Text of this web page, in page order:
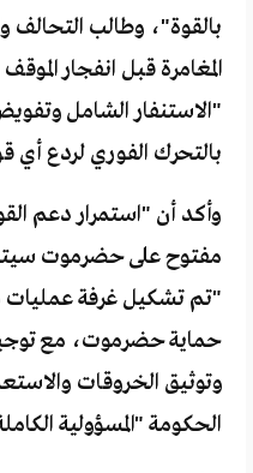
بالقوة"، وطالب التحالف
المغامرة قبل انفجار
"الاستنفار الشامل
بالتحرك الفوري لردع أي
وأكد أن "استمرار دعم
مفتوح على حضرموت
"تم تشكيل غرفة عمليات
حماية حضرموت، مع
وتوثيق الخروقات
الحكومة "المسؤولية